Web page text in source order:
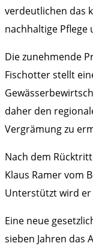
verdeutlichen das
nachhaltige Pflege
Die zunehmende
Fischotter stellt
daher den
Vergrämung zu
Nach dem
Klaus Ramer vom
Unterstützt wird er
Eine neue
sieben Jahren das